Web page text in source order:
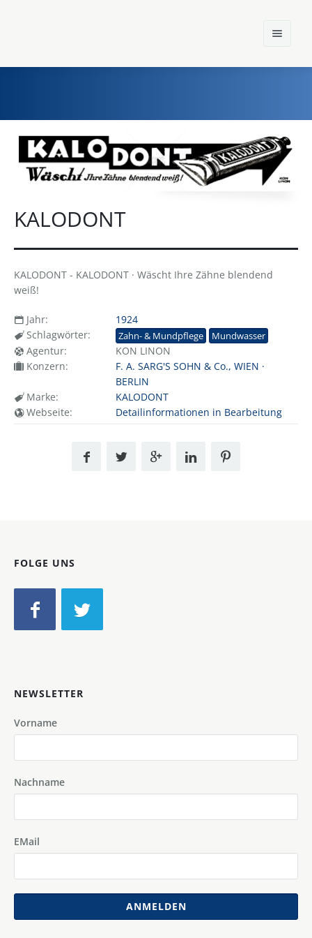
Home
Einst und Heute
Konzerne
KALODONT
KALODONT - KALODONT · Wäscht Ihre Zähne blendend
weiß!
Jahr:
1924
Schlagwörter:
Zahn- & Mundpflege Mundwasser
Agentur:
KON LINON
Konzern:
F. A. SARG'S SOHN & Co., WIEN ·
BERLIN
Marke:
KALODONT
Webseite:
Detailinformationen in Bearbeitung
FOLGE UNS
NEWSLETTER
Vorname
Nachname
EMail
ANMELDEN